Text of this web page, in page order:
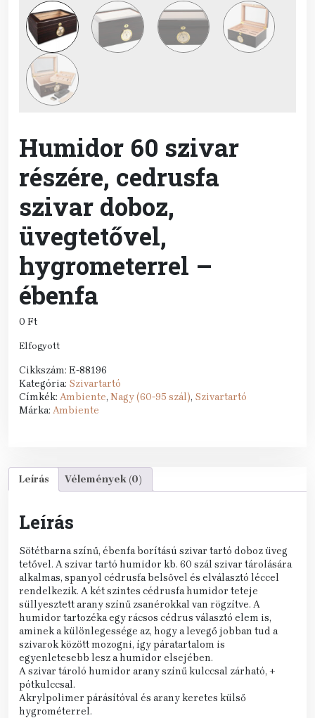
Humidor 60 szivar
részére, cedrusfa
szivar doboz,
üvegtetővel,
hygrometerrel –
ébenfa
0 Ft
Elfogyott
Cikkszám: E-88196
Kategória: Szivartartó
Címkék: Ambiente, Nagy (60-95 szál), Szivartartó
Márka: Ambiente
Leírás Vélemények (0)
Leírás
Sötétbarna színű, ébenfa borítású szivar tartó doboz üveg
tetővel. A szivar tartó humidor kb. 60 szál szivar tárolására
alkalmas, spanyol cédrusfa belsővel és elválasztó léccel
rendelkezik. A két szintes cédrusfa humidor teteje
süllyesztett arany színű zsanérokkal van rögzítve. A
humidor tartozéka egy rácsos cédrus választó elem is,
aminek a különlegessége az, hogy a levegő jobban tud a
szivarok között mozogni, így páratartalom is
egyenletesebb lesz a humidor elsejében.
A szivar tároló humidor arany színű kulccsal zárható, +
pótkulccsal.
Akrylpolimer párásítóval és arany keretes külső
hygrométerrel.